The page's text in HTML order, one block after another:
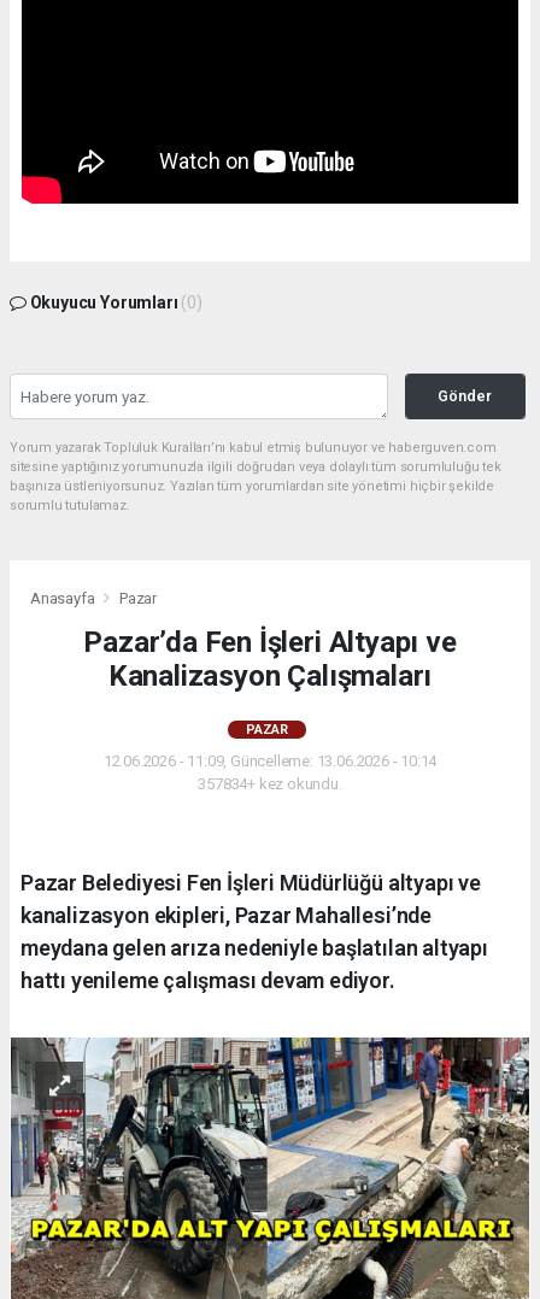
Okuyucu Yorumları (0)
Gönder
Yorum yazarak Topluluk Kuralları’nı kabul etmiş bulunuyor ve haberguven.com
sitesine yaptığınız yorumunuzla ilgili doğrudan veya dolaylı tüm sorumluluğu tek
başınıza üstleniyorsunuz. Yazılan tüm yorumlardan site yönetimi hiçbir şekilde
sorumlu tutulamaz.
Anasayfa Pazar
Pazar’da Fen İşleri Altyapı ve
Kanalizasyon Çalışmaları
PAZAR
12.06.2026 - 11:09, Güncelleme: 13.06.2026 - 10:14
357834+ kez okundu.
Pazar Belediyesi Fen İşleri Müdürlüğü altyapı ve
kanalizasyon ekipleri, Pazar Mahallesi’nde
meydana gelen arıza nedeniyle başlatılan altyapı
hattı yenileme çalışması devam ediyor.